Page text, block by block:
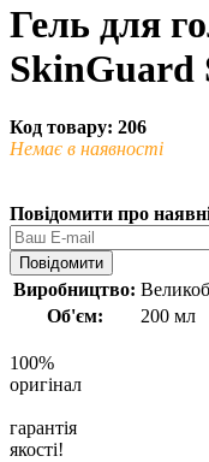
Гель для
SkinGuard
Код товару: 206
Немає в наявності
Повідомити про
Повідомити
Виробництво:
Об'єм:
200 мл
100%
оригінал
гарантія
якості!